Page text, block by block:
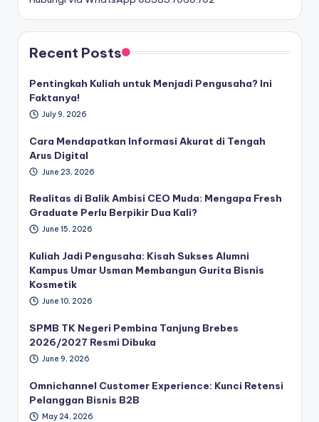
Recent Posts
Pentingkah Kuliah untuk Menjadi Pengusaha? Ini
Faktanya!
July 9, 2026
Cara Mendapatkan Informasi Akurat di Tengah
Arus Digital
June 23, 2026
Realitas di Balik Ambisi CEO Muda: Mengapa Fresh
Graduate Perlu Berpikir Dua Kali?
June 15, 2026
Kuliah Jadi Pengusaha: Kisah Sukses Alumni
Kampus Umar Usman Membangun Gurita Bisnis
Kosmetik
June 10, 2026
SPMB TK Negeri Pembina Tanjung Brebes
2026/2027 Resmi Dibuka
June 9, 2026
Omnichannel Customer Experience: Kunci Retensi
Pelanggan Bisnis B2B
May 24, 2026